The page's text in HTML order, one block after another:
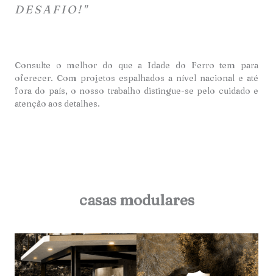
Consulte o melhor do que a Idade do Ferro tem para
oferecer. Com projetos espalhados a nível nacional e até
fora do país, o nosso trabalho distingue-se pelo cuidado e
atenção aos detalhes.
DESAFIO!"
casas modulares